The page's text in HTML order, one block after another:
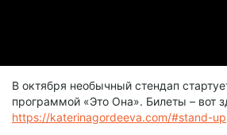
В октября необычный стендап
программой «Это Она». Билеты – вот
https://katerinagordeeva.com/#stand-up